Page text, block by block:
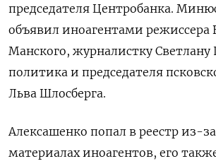
председателя Центробанка.
объявил иноагентами режиссера
Манского, журналистку Светлану
политика и председателя
Льва Шлосберга.
Алексашенко попал в реестр из-
материалах иноагентов, его